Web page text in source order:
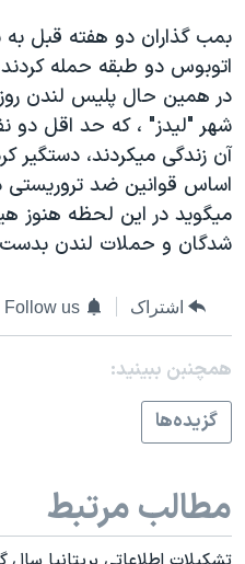
اسرائیل در جنگ
نرگس محمدی برنده جایزه
همایش محافظه‌کاران آمریکا
صفحه‌های ویژه
سفر پرزیدنت ترامپ به چین
بمب گذاران دو هفته قبل
در همين حال پليس لندن
شهر "ليدز" ، که حد اقل دو
آن زندگی ميکردند،
اساس قوانين ضد تروريستی
ميگويد در اين لحظه هنوز
شدگان و حملات لندن
اشتراک Follow us
همچنبن ببینید:
گزيده‌ها
مطالب مرتبط